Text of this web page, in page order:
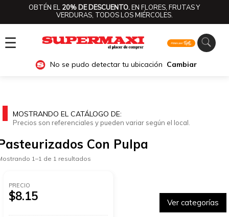
OBTÉN EL 20% DE DESCUENTO.EN FLORES, FRUTAS Y
VERDURAS, TODOS LOS MIÉRCOLES.
☰
No se pudo detectar tu ubicación Cambiar
Ver categorías
MOSTRANDO EL CATÁLOGO DE:
Precios son referenciales y pueden variar según el local.
Con Pulpa
1–1 de 1 resultados
PRECIO
$8.15